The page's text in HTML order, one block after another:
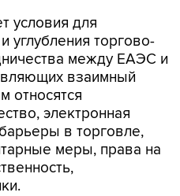
условия для
углубления торгово-
между ЕАЭС и
взаимный
относятся
электронная
в торговле,
меры, права на